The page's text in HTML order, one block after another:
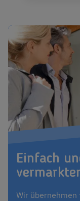
Einfach und
Einfach
Wir